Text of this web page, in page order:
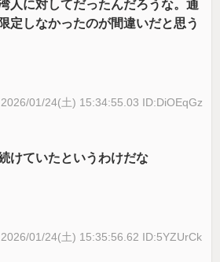
人に対してだったんだろうな。通
定しなかったのが間違いだと思う
2026/01/24(土) 15:34:55.03 ID:DiOEqGz
けていたというわけだな
2026/01/24(土) 15:35:56.62 ID:5YZUrCk